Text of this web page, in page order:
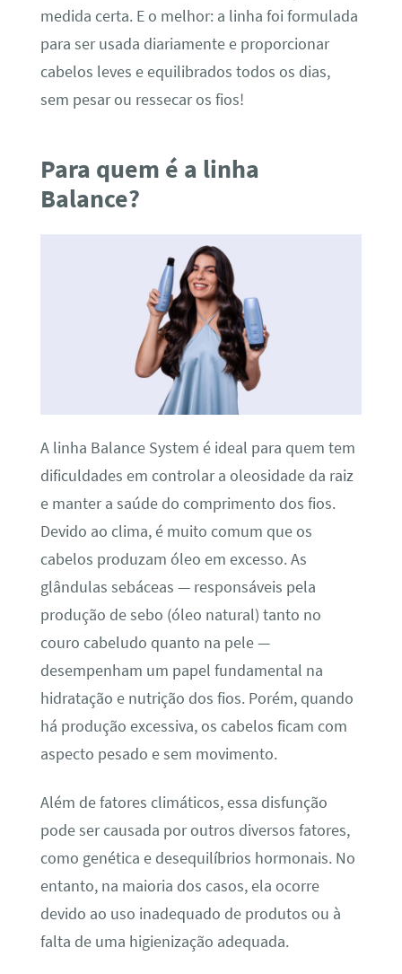
medida certa. E o melhor: a linha foi formulada
para ser usada diariamente e proporcionar
cabelos leves e equilibrados todos os dias,
sem pesar ou ressecar os fios!
Para quem é a linha
Balance?
A linha Balance System é ideal para quem tem
dificuldades em controlar a oleosidade da raiz
e manter a saúde do comprimento dos fios.
Devido ao clima, é muito comum que os
cabelos produzam óleo em excesso. As
glândulas sebáceas — responsáveis pela
produção de sebo (óleo natural) tanto no
couro cabeludo quanto na pele —
desempenham um papel fundamental na
hidratação e nutrição dos fios. Porém, quando
há produção excessiva, os cabelos ficam com
aspecto pesado e sem movimento.
Além de fatores climáticos, essa disfunção
pode ser causada por outros diversos fatores,
como genética e desequilíbrios hormonais. No
entanto, na maioria dos casos, ela ocorre
devido ao uso inadequado de produtos ou à
falta de uma higienização adequada.